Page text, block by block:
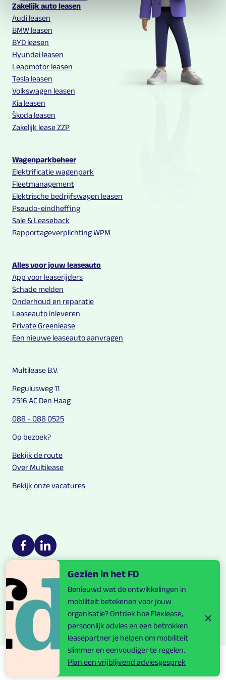
Multilease links en contact informatie
Zakelijk auto leasen
Audi leasen
BMW leasen
BYD leasen
Hyundai leasen
Leapmotor leasen
Tesla leasen
Volkswagen leasen
Kia leasen
Škoda leasen
Zakelijk lease ZZP
Wagenparkbeheer
Elektrificatie wagenpark
Fleetmanagement
Elektrische bedrijfswagen leasen
Pseudo-eindheffing
Sale & Leaseback
Rapportageverplichting WPM
Alles voor jouw leaseauto
App voor leaserijders
Schade melden
Onderhoud en reparatie
Leaseauto inleveren
Private Greenlease
Een nieuwe leaseauto aanvragen
Multilease B.V.
Regulusweg 11
2516 AC Den Haag
088 - 088 0525
Op bezoek?
Bekijk de route
Over Multilease
Bekijk onze vacatures
Multilease on social media
https://nl-nl.facebook.com/Multilease/
https://www.linkedin.com/company/multilease
Blijf up to date over mobiliteit.
Ontvang onze maandelijkse nieuwsbrief.
Disclaimer
Gezien in het FD
Benieuwd wat de ontwikkelingen in
mobiliteit betekenen voor jouw
organisatie? Ontdek hoe Flexlease,
persoonlijk advies en een betrokken
leasepartner je helpen om mobiliteit
slimmer en eenvoudiger te regelen.
Plan een vrijblijvend adviesgesprek